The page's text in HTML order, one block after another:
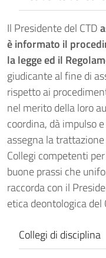
Il Presidente del CTD
è informato il
la legge ed il
giudicante al fine di
rispetto ai
nel merito della loro
coordina, dà impulso
assegna la
Collegi competenti
buone prassi che
raccorda con il
etica deontologica del
Collegi di disciplina